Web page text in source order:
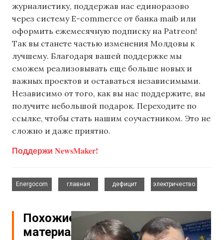
журналистику, поддержав нас единоразово
через систему E-commerce от банка maib или
оформить ежемесячную подписку на Patreon!
Так вы станете частью изменения Молдовы к
лучшему. Благодаря вашей поддержке мы
сможем реализовывать еще больше новых и
важных проектов и оставаться независимыми.
Независимо от того, как вы нас поддержите, вы
получите небольшой подарок. Переходите по
ссылке, чтобы стать нашим соучастником. Это не
сложно и даже приятно.
Поддержи NewsMaker!
Energocom
главная
дефицит
электричество
Похожие
материалы